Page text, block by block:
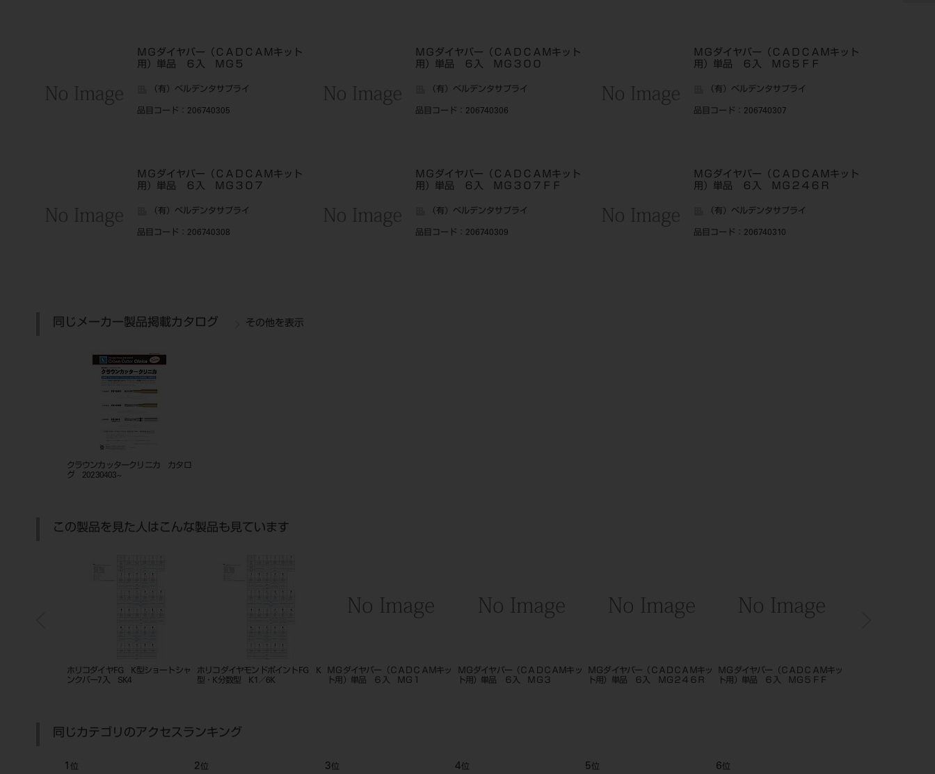
ＭＧダイヤバー（ＣＡＤＣＡＭキット
用）単品 ６入 ＭＧ５
（有）ベルデンタサプライ
品目コード ：206740305
ＭＧダイヤバー（ＣＡＤＣＡＭキット
用）単品 ６入 ＭＧ３００
（有）ベルデンタサプライ
品目コード ：206740306
ＭＧダイヤバー（ＣＡＤＣＡＭキット
用）単品 ６入 ＭＧ５ＦＦ
（有）ベルデンタサプライ
品目コード ：206740307
ＭＧダイヤバー（ＣＡＤＣＡＭキット
用）単品 ６入 ＭＧ３０７
（有）ベルデンタサプライ
品目コード ：206740308
ＭＧダイヤバー（ＣＡＤＣＡＭキット
用）単品 ６入 ＭＧ３０７ＦＦ
（有）ベルデンタサプライ
品目コード ：206740309
ＭＧダイヤバー（ＣＡＤＣＡＭキット
用）単品 ６入 ＭＧ２４６Ｒ
（有）ベルデンタサプライ
品目コード ：206740310
同じメーカー製品掲載カタログ その他を表示
クラウンカッタークリニカ カタロ
グ 20230403~
この製品を見た人はこんな製品も見ています
ホリコダイヤFG K型ショートシャ
ンクバー7入 SK4
ホリコダイヤモンドポイントFG K
型・K分数型 K1／6K
ＭＧダイヤバー（ＣＡＤＣＡＭキッ
ト用）単品 ６入 ＭＧ１
ＭＧダイヤバー（ＣＡＤＣＡＭキッ
ト用）単品 ６入 ＭＧ３
ＭＧダイヤバー（ＣＡＤＣＡＭキッ
ト用）単品 ６入 ＭＧ２４６Ｒ
ＭＧダイヤバー（ＣＡＤＣＡＭキッ
ト用）単品 ６入 ＭＧ５ＦＦ
同じカテゴリのアクセスランキング
1 位 2 位 3位 4位 5位 6位